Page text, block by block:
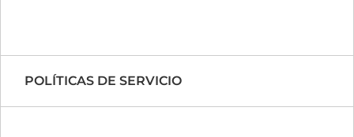
POLÍTICAS DE SERVICIO